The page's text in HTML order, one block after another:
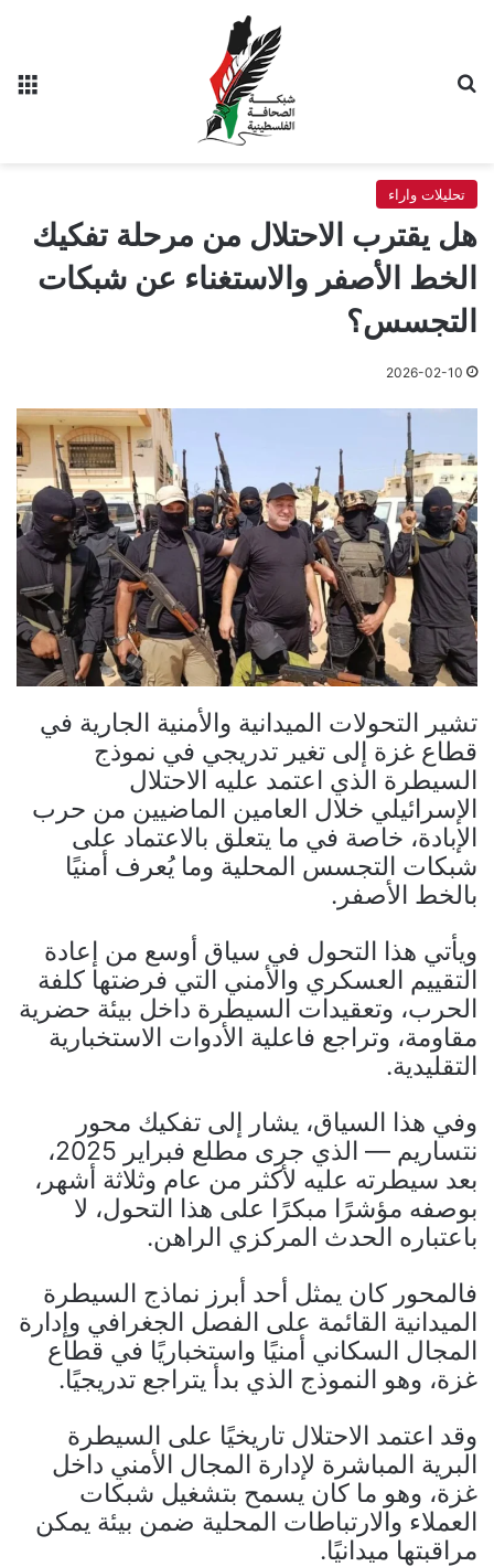
تحليلات واراء
هل يقترب الاحتلال من مرحلة تفكيك
الخط الأصفر والاستغناء عن شبكات
التجسس؟
2026-02-10
تشير التحولات الميدانية والأمنية الجارية في
قطاع غزة إلى تغير تدريجي في نموذج
السيطرة الذي اعتمد عليه الاحتلال
الإسرائيلي خلال العامين الماضيين من حرب
الإبادة، خاصة في ما يتعلق بالاعتماد على
شبكات التجسس المحلية وما يُعرف أمنيًا
بالخط الأصفر.
ويأتي هذا التحول في سياق أوسع من إعادة
التقييم العسكري والأمني التي فرضتها كلفة
الحرب، وتعقيدات السيطرة داخل بيئة حضرية
مقاومة، وتراجع فاعلية الأدوات الاستخبارية
التقليدية.
وفي هذا السياق، يشار إلى تفكيك محور
نتساريم — الذي جرى مطلع فبراير 2025،
بعد سيطرته عليه لأكثر من عام وثلاثة أشهر،
بوصفه مؤشرًا مبكرًا على هذا التحول، لا
باعتباره الحدث المركزي الراهن.
فالمحور كان يمثل أحد أبرز نماذج السيطرة
الميدانية القائمة على الفصل الجغرافي وإدارة
المجال السكاني أمنيًا واستخباريًا في قطاع
غزة، وهو النموذج الذي بدأ يتراجع تدريجيًا.
وقد اعتمد الاحتلال تاريخيًا على السيطرة
البرية المباشرة لإدارة المجال الأمني داخل
غزة، وهو ما كان يسمح بتشغيل شبكات
العملاء والارتباطات المحلية ضمن بيئة يمكن
مراقبتها ميدانيًا.